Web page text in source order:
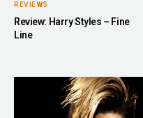
REVIEWS
Review: Harry Styles – Fine
Line